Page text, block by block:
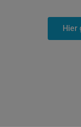
Hier